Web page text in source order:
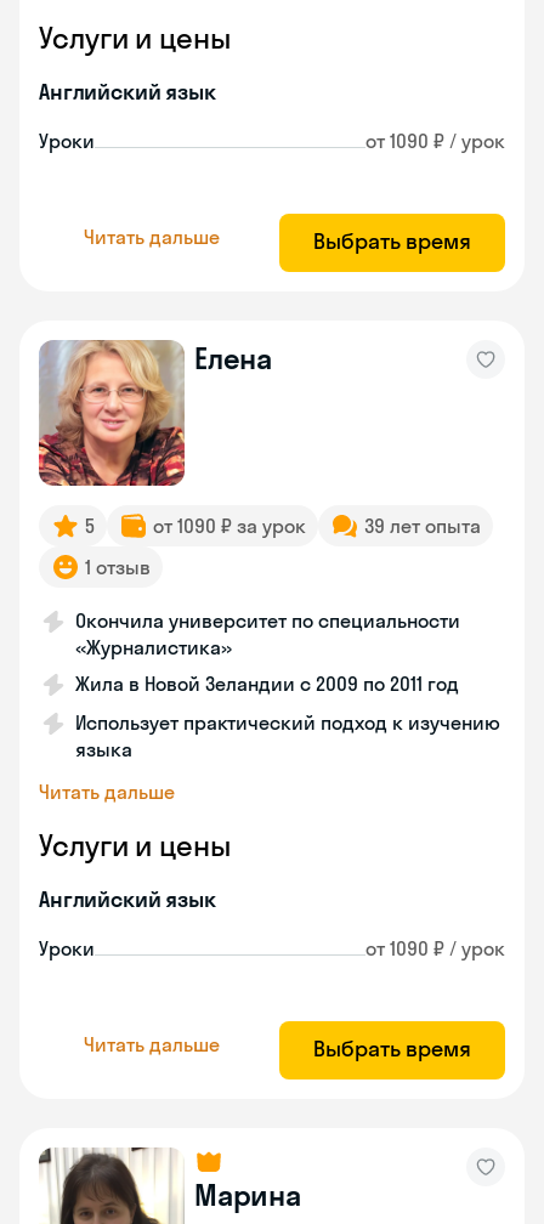
Услуги и цены
Английский язык
Уроки от 1090 ₽ / урок
Читать дальше Выбрать время
Елена
5 от 1090 ₽ за урок
39 лет опыта
1 отзыв
Окончила университет по специальности
«Журналистика»
Жила в Новой Зеландии с 2009 по 2011 год
Использует практический подход к изучению
языка
Читать дальше
Услуги и цены
Английский язык
Уроки от 1090 ₽ / урок
Читать дальше Выбрать время
Марина